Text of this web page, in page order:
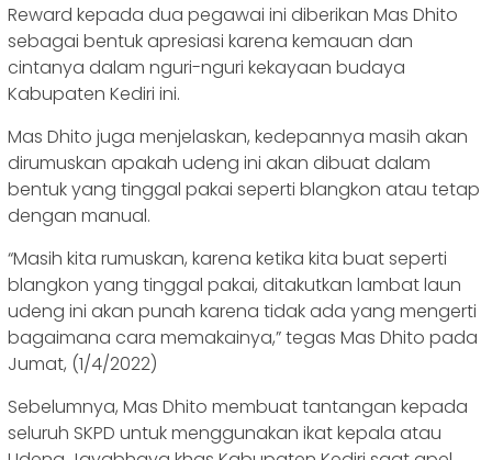
Reward kepada dua pegawai ini diberikan Mas Dhito
sebagai bentuk apresiasi karena kemauan dan
cintanya dalam nguri-nguri kekayaan budaya
Kabupaten Kediri ini.
Mas Dhito juga menjelaskan, kedepannya masih akan
dirumuskan apakah udeng ini akan dibuat dalam
bentuk yang tinggal pakai seperti blangkon atau tetap
dengan manual.
“Masih kita rumuskan, karena ketika kita buat seperti
blangkon yang tinggal pakai, ditakutkan lambat laun
udeng ini akan punah karena tidak ada yang mengerti
bagaimana cara memakainya,” tegas Mas Dhito pada
Jumat, (1/4/2022)
Sebelumnya, Mas Dhito membuat tantangan kepada
seluruh SKPD untuk menggunakan ikat kepala atau